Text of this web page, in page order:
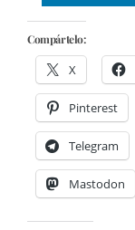
Compártelo:
X
Pinterest
Telegram
Mastodon